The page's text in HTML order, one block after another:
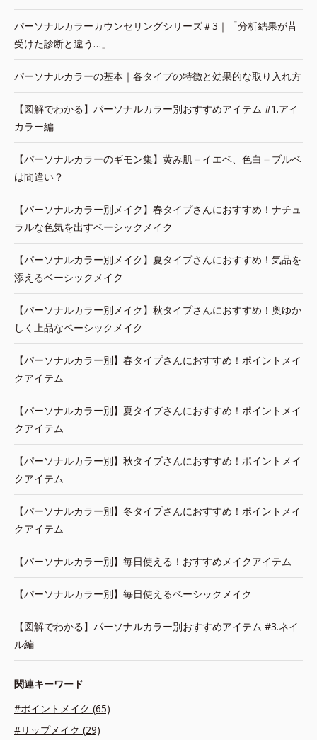
パーソナルカラーカウンセリングシリーズ＃3｜「分析結果が昔
受けた診断と違う…」
パーソナルカラーの基本｜各タイプの特徴と効果的な取り入れ方
【図解でわかる】パーソナルカラー別おすすめアイテム #1.アイ
カラー編
【パーソナルカラーのギモン集】黄み肌＝イエベ、色白＝ブルベ
は間違い？
【パーソナルカラー別メイク】春タイプさんにおすすめ！ナチュ
ラルな色気を出すベーシックメイク
【パーソナルカラー別メイク】夏タイプさんにおすすめ！気品を
添えるベーシックメイク
【パーソナルカラー別メイク】秋タイプさんにおすすめ！奥ゆか
しく上品なベーシックメイク
【パーソナルカラー別】春タイプさんにおすすめ！ポイントメイ
クアイテム
【パーソナルカラー別】夏タイプさんにおすすめ！ポイントメイ
クアイテム
【パーソナルカラー別】秋タイプさんにおすすめ！ポイントメイ
クアイテム
【パーソナルカラー別】冬タイプさんにおすすめ！ポイントメイ
クアイテム
【パーソナルカラー別】毎日使える！おすすめメイクアイテム
【パーソナルカラー別】毎日使えるベーシックメイク
【図解でわかる】パーソナルカラー別おすすめアイテム #3.ネイ
ル編
関連キーワード
#ポイントメイク (65)
#リップメイク (29)